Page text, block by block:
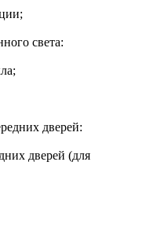
света:
дверей:
дверей (для